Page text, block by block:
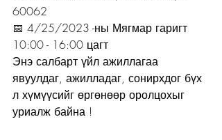
60062
📅 4/25/2023 -ны Мягмар гаригт
10:00 - 16:00 цагт
Энэ салбарт үйл ажиллагаа
явуулдаг, ажилладаг, сонирхдог бүх
л хүмүүсийг өргөнөөр оролцохыг
уриалж байна !